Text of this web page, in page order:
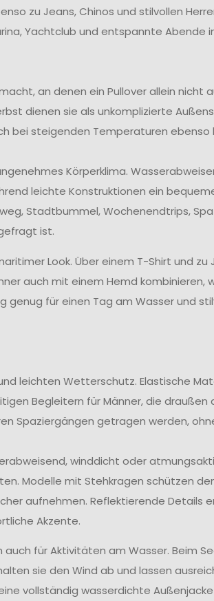
zu Jeans, Chinos und stilvollen
Yachtclub und entspannte Abende
an denen ein Pullover allein nicht
dienen sie als unkomplizierte
bei steigenden Temperaturen ebenso
Körperklima.
leichte Konstruktionen ein
Stadtbummel, Wochenendtrips,
ist.
Look. Über einem T-Shirt und zu
auch mit einem Hemd kombinieren,
für einen Tag am Wasser und
leichten Wetterschutz. Elastische
Begleitern für Männer, die draußen
Spaziergängen getragen werden,
winddicht oder
Modelle mit Stehkragen schützen
aufnehmen. Reflektierende Details
Akzente.
für Aktivitäten am Wasser. Beim
sie den Wind ab und lassen
vollständig wasserdichte